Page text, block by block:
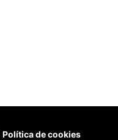
Política de cookies